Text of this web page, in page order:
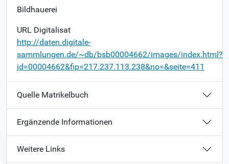
Bildhauerei
URL Digitalisat
http://daten.digitale-
sammlungen.de/~db/bsb00004662/images/index.html?
id=00004662&fip=217.237.113.238&no=&seite=411
Quelle Matrikelbuch
Ergänzende Informationen
Weitere Links